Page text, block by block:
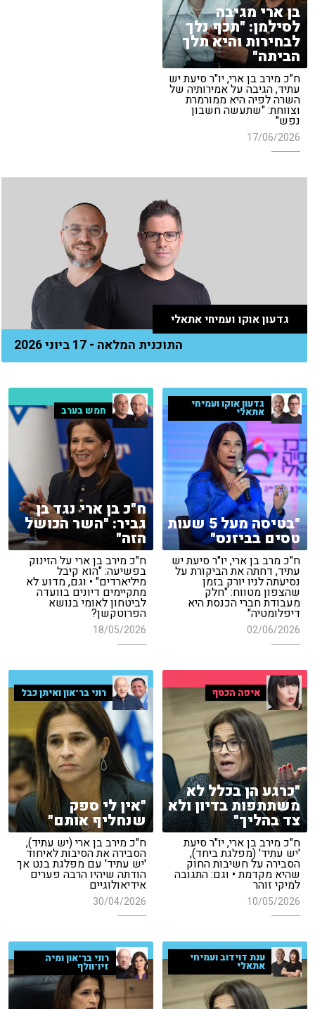
בן ארי מגיבה
לסילמן: "תכף נלך
לבחירות והיא תלך
הביתה"
ח"כ מירב בן ארי, יו"ר סיעת יש
עתיד, הגיבה על אמירותיה של
השרה לפיה היא ממורמרת
וצווחת: "שתעשה חשבון
נפש"
17/06/2026
גדעון אוקו ועמיחי אתאלי
התוכנית המלאה - 17 ביוני 2026
גדעון אוקו ועמיחי
אתאלי
"בטיסה מעל 5 שעות
טסים בביזנס"
ח"כ מרב בן ארי, יו"ר סיעת יש
עתיד, דחתה את הביקורת על
נסיעתה לניו יורק בזמן
שהצפון מטווח: "חלק
מעבודת חברי הכנסת היא
דיפלומטיה"
02/06/2026
חמש בערב
ח"כ בן ארי נגד בן
גביר: "השר הכושל
הזה"
ח"כ מירב בן ארי על הזינוק
בפשיעה: "הוא קיבל
מיליארדים" • וגם, מדוע לא
מתקיימים דיונים בוועדה
לביטחון לאומי בנושא
הפרוטקשן?
18/05/2026
איפה הכסף
"כרגע הן בכלל לא
משתתפות בדיון ולא
צד בהליך"
ח"כ מירב בן ארי, יו"ר סיעת
'יש עתיד' (מפלגת ביחד),
הסבירה על חשיבות החוק
שהיא מקדמת • וגם: התגובה
למיקי זוהר
10/05/2026
רוני בר־און ואיתן כבל
"אין לי ספק
שנחליף אותם"
ח"כ מירב בן ארי (יש עתיד),
הסבירה את הסיבות לאיחוד
'יש עתיד' עם מפלגת בנט אך
הודתה שיהיו הרבה פערים
אידיאולוגיים
30/04/2026
ענת דוידוב ועמיחי
אתאלי
רוני בר־און ומיה
זיו־וולף